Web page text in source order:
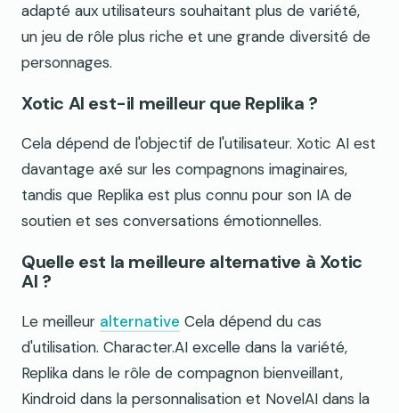
adapté aux utilisateurs souhaitant plus de variété,
un jeu de rôle plus riche et une grande diversité de
personnages.
Xotic AI est-il meilleur que Replika ?
Cela dépend de l'objectif de l'utilisateur. Xotic AI est
davantage axé sur les compagnons imaginaires,
tandis que Replika est plus connu pour son IA de
soutien et ses conversations émotionnelles.
Quelle est la meilleure alternative à Xotic
AI ?
Le meilleur alternative Cela dépend du cas
d'utilisation. Character.AI excelle dans la variété,
Replika dans le rôle de compagnon bienveillant,
Kindroid dans la personnalisation et NovelAI dans la